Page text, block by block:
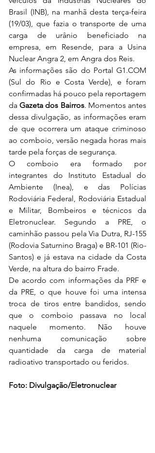
Brasil (INB), na manhã desta terça-feira
(19/03), que fazia o transporte de uma
carga de urânio beneficiado na
empresa, em Resende, para a Usina
Nuclear Angra 2, em Angra dos Reis.
As informações são do Portal G1.COM
(Sul do Rio e Costa Verde), e foram
confirmadas há pouco pela reportagem
da Gazeta dos Bairros. Momentos antes
dessa divulgação, as informações eram
de que ocorrera um ataque criminoso
ao comboio, versão negada horas mais
tarde pela forças de segurança.
O comboio era formado por
integrantes do Instituto Estadual do
Ambiente (Inea), e das Polícias
Rodoviária Federal, Rodoviária Estadual
e Militar, Bombeiros e técnicos da
Eletronuclear. Segundo a PRE, o
caminhão passou pela Via Dutra, RJ-155
(Rodovia Saturnino Braga) e BR-101 (Rio-
Santos) e já estava na cidade da Costa
Verde, na altura do bairro Frade.
De acordo com informações da PRF e
da PRE, o que houve foi uma intensa
troca de tiros entre bandidos, sendo
que o comboio passava no local
naquele momento. Não houve
nenhuma comunicação sobre
quantidade da carga de material
radioativo transportado ou feridos.
Foto: Divulgação/Eletronuclear